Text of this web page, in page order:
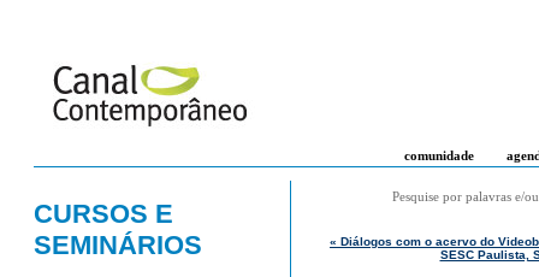
comunidade
CURSOS E
SEMINÁRIOS
Pesquise por palavras e/
« Diálogos com o acervo do
SESC Paulista,